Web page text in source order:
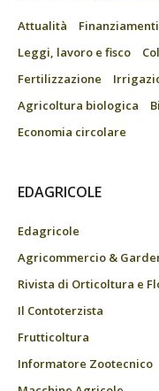
Attualità
Leggi, lavoro e fisco
Fertilizzazione
Agricoltura biologica
Economia circolare
EDAGRICOLE
Edagricole
Agricommercio &
Rivista di Orticoltura e
Il Contoterzista
Frutticoltura
Informatore Zootecnico